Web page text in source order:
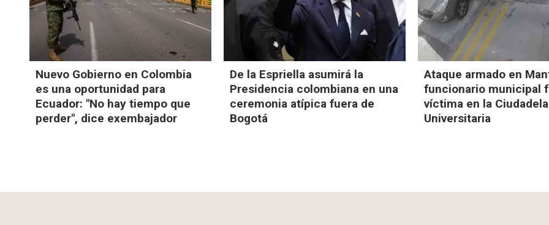
Nuevo Gobierno en Colombia
es una oportunidad para
Ecuador: "No hay tiempo que
perder", dice exembajador
De la Espriella asumirá la
Presidencia colombiana en una
ceremonia atípica fuera de
Bogotá
Ataque armado en
funcionario municipal
víctima en la Ciudadela
Universitaria